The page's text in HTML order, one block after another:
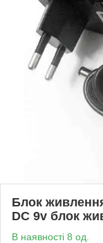
Блок
DC 9v блок
В наявності 8 од.